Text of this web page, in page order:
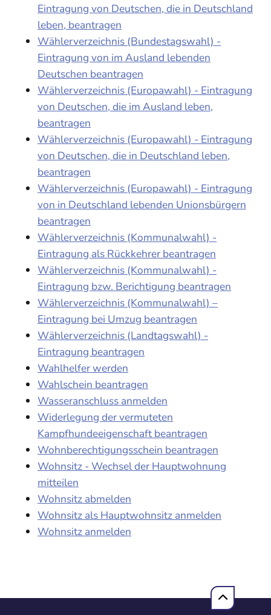
Eintragung von Deutschen, die in Deutschland
leben, beantragen
Wählerverzeichnis (Bundestagswahl) -
Eintragung von im Ausland lebenden
Deutschen beantragen
Wählerverzeichnis (Europawahl) - Eintragung
von Deutschen, die im Ausland leben,
beantragen
Wählerverzeichnis (Europawahl) - Eintragung
von Deutschen, die in Deutschland leben,
beantragen
Wählerverzeichnis (Europawahl) - Eintragung
von in Deutschland lebenden Unionsbürgern
beantragen
Wählerverzeichnis (Kommunalwahl) -
Eintragung als Rückkehrer beantragen
Wählerverzeichnis (Kommunalwahl) -
Eintragung bzw. Berichtigung beantragen
Wählerverzeichnis (Kommunalwahl) –
Eintragung bei Umzug beantragen
Wählerverzeichnis (Landtagswahl) -
Eintragung beantragen
Wahlhelfer werden
Wahlschein beantragen
Wasseranschluss anmelden
Widerlegung der vermuteten
Kampfhundeeigenschaft beantragen
Wohnberechtigungsschein beantragen
Wohnsitz - Wechsel der Hauptwohnung
mitteilen
Wohnsitz abmelden
Wohnsitz als Hauptwohnsitz anmelden
Wohnsitz anmelden